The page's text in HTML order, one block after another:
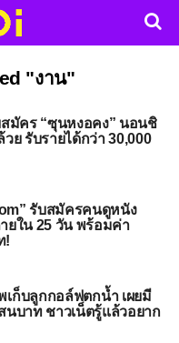
"งาน"
มัคร “ซุนหงอคง” นอนชิ
ย รับรายได้กว่า 30,000
รับสมัครคนดูหนัง
ยใน 25 วัน พร้อมค่า
!
ก็บลูกกอล์ฟตกน้ำ เผยมี
นบาท ชาวเน็ตรู้แล้วอยาก